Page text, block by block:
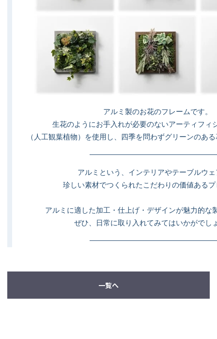
アルミ製のお花のフレームです。
生花のようにお手入れが必要のないアーティフィ
（人工観葉植物）を使用し、四季を問わずグリーンのあ
アルミという、インテリアやテーブルウ
珍しい素材でつくられたこだわりの価値ある
アルミに適した加工・仕上げ・デザインが魅力的な
ぜひ、日常に取り入れてみてはいかがでし
一覧へ